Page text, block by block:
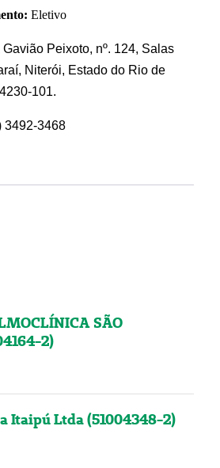
Eletivo
Gavião Peixoto, nº. 124, Salas
Niterói, Estado do Rio de
101.
3492-3468
SÃO
2)
Itaipú Ltda (51004348-2)